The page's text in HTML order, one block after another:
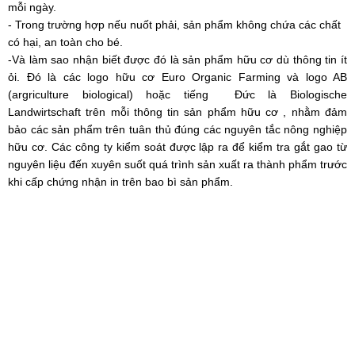
mỗi ngày.
- Trong trường hợp nếu nuốt phải, sản phẩm không chứa các chất
có hại, an toàn cho bé.
-Và làm sao nhận biết được đó là sản phẩm hữu cơ dù thông tin ít
ỏi. Đó là các logo hữu cơ Euro Organic Farming và logo AB
(argriculture biological) hoặc tiếng Đức là Biologische
Landwirtschaft trên mỗi thông tin sản phẩm hữu cơ , nhằm đảm
bảo các sản phẩm trên tuân thủ đúng các nguyên tắc nông nghiệp
hữu cơ. Các công ty kiểm soát được lập ra để kiểm tra gắt gao từ
nguyên liệu đến xuyên suốt quá trình sản xuất ra thành phẩm trước
khi cấp chứng nhận in trên bao bì sản phẩm.